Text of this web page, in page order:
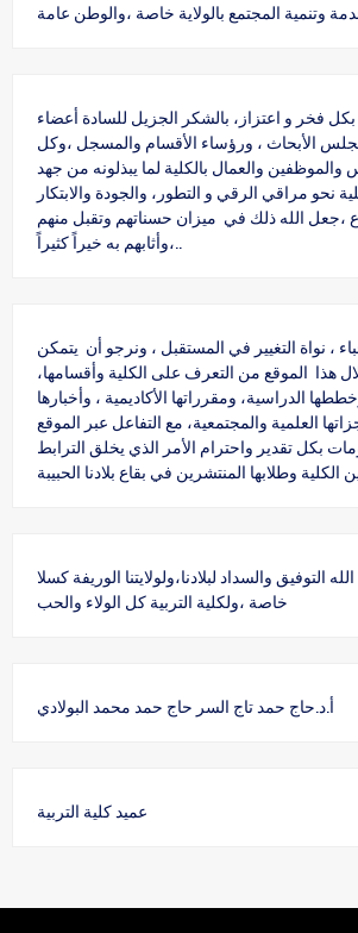
بكل فخر و اعتزاز، بالشكر الجزيل للسادة أعضاء
الأبحاث ، ورؤساء الأقسام والمسجل ،وكل
والموظفين والعمال بالكلية لما يبذلونه من جهد
نحو مراقي الرقي و التطور، والجودة والابتكار
،جعل الله ذلك في ميزان حسناتهم وتقبل منهم
، نواة التغيير في المستقبل ، ونرجو أن يتمكن
هذا الموقع من التعرف على الكلية وأقسامها،
الدراسية، ومقرراتها الأكاديمية ، وأخبارها
العلمية والمجتمعية، مع التفاعل عبر الموقع
بكل تقدير واحترام الأمر الذي يخلق الترابط
التوفيق والسداد لبلادنا،ولولايتنا الوريفة كسلا
خاصة ،ولكلية التربية كل الولاء والحب
أ.د.حاج حمد تاج السر حاج حمد محمد البولادي
عميد كلية التربية